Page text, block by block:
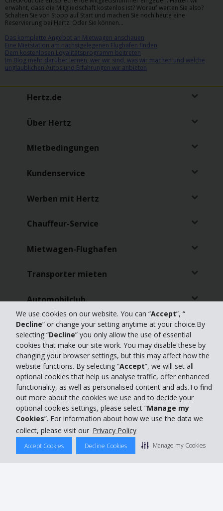
We use cookies on our website. You can “Accept”, “
Decline” or change your setting anytime at your choice.By
selecting “Decline” you only allow the use of essential
cookies that make our site work. You may disable these by
changing your browser settings, but this may affect how the
website functions. By selecting “Accept”, we will set all
optional cookies that help us analyse traffic, offer enhanced
functionality, as well as personalised content and ads.To find
out more about the cookies we use and to decide your
optional cookies settings, please select “Manage my
Cookies”. For information about how we use the data we
collect, please visit our Privacy Policy
Accept Cookies Decline Cookies Manage my Cookies
erwähnt, dass die Mitgliedschaft kostenlos ist? Worauf warten Sie also?
Schalten Sie von Stopp auf Start und machen Sie noch heute eine
Reservierung bei Hertz. Oder Sie können…
Das komplette Angebot an Mietwagen anschauen
Eine Mietstation am nächstgelegenen Flughafen finden
Dem kostenlosen Loyalitätsprogramm beitreten
Im Blog mehr darüber lernen, wer wir sind, was wir machen und welche
unglaublichen Autos und Erfahrungen wir anbieten
Hertz.de
Über Hertz
Mietbedingungen
Kundenservice
Werben mit Hertz
Chauffeur-Service
Mietwagen-Flughafen
Transporter mieten
Automobilclub.
Agenturpartner
Firmenkunden
Partnerschaften
Reisebüro
Mietwagen Reservierung: 01806 33 35 35.
Servicezeiten Mo.-So. 08.00-19.00
Uhr.
Festpreis von 0,20 Euro pro Anruf